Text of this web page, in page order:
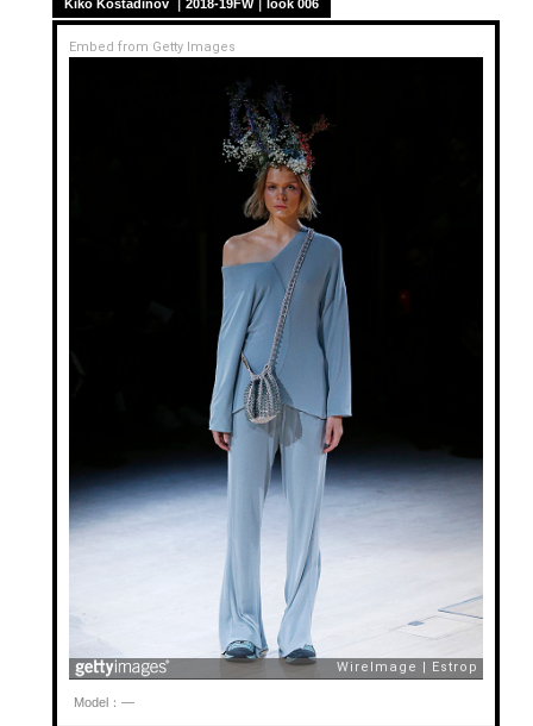
Kiko Kostadinov ｜2018-19FW｜look 006
Embed from Getty Images
Model：—